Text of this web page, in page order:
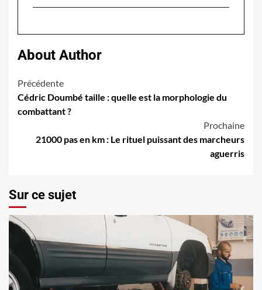
About Author
Navigation
d’article
Précédente
Cédric Doumbé taille : quelle est la morphologie du
combattant ?
Prochaine
21000 pas en km : Le rituel puissant des marcheurs
aguerris
Sur ce sujet